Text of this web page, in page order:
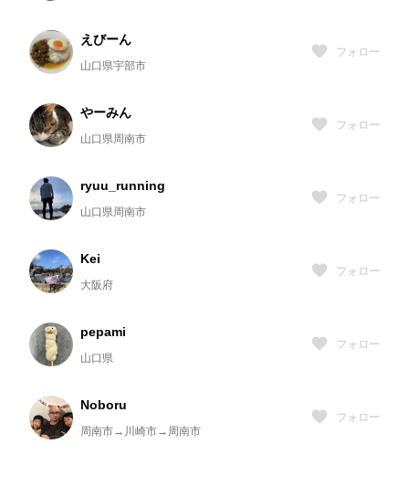
えびーん
山口県宇部市
フォロー
やーみん
山口県周南市
フォロー
ryuu_running
山口県周南市
フォロー
Kei
大阪府
フォロー
pepami
山口県
フォロー
Noboru
周南市→川崎市→周南市
フォロー